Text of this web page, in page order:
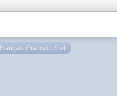
Français (France) LS v4